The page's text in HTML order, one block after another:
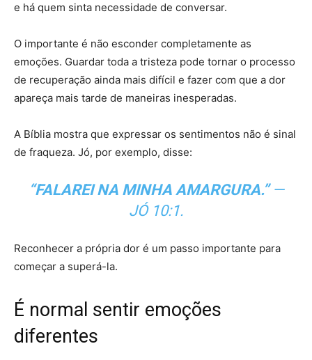
e há quem sinta necessidade de conversar.
O importante é não esconder completamente as
emoções. Guardar toda a tristeza pode tornar o processo
de recuperação ainda mais difícil e fazer com que a dor
apareça mais tarde de maneiras inesperadas.
A Bíblia mostra que expressar os sentimentos não é sinal
de fraqueza. Jó, por exemplo, disse:
“FALAREI NA MINHA AMARGURA.”—
JÓ 10:1.
Reconhecer a própria dor é um passo importante para
começar a superá-la.
É normal sentir emoções
diferentes